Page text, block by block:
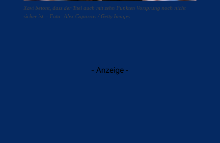
Xavi betont, dass der Titel auch mit zehn Punkten Vorsprung noch nicht
sicher ist. - Foto: Alex Caparros / Getty Images
- Anzeige -